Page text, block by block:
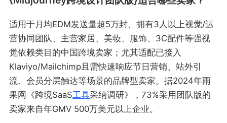
适用于月均EDM发送量超5万封、拥有3人以上视觉/运
营协同团队、主营家居、美妆、服饰、3C配件等强视
觉依赖类目的中国跨境卖家；尤其适配已接入
Klaviyo/Mailchimp且需快速响应节日营销、站外引
流、会员分层触达等场景的品牌型卖家。据2024年雨
果网《跨境SaaS工具采纳调研》，73%采用团队版的
卖家来自年GMV 500万美元以上企业。